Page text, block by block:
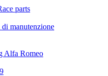
parts
manutenzione
Alfa Romeo